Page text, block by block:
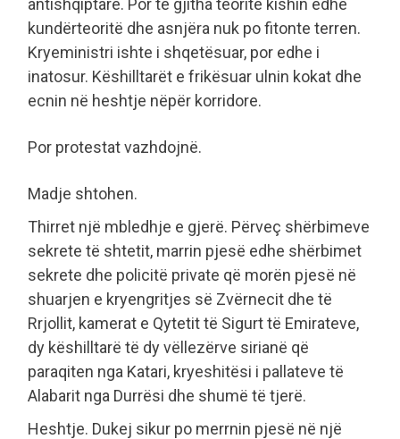
kundërteoritë dhe asnjëra nuk po fitonte terren.
Kryeministri ishte i shqetësuar, por edhe i
inatosur. Këshilltarët e frikësuar ulnin kokat dhe
ecnin në heshtje nëpër korridore.
Por protestat vazhdojnë.
Madje shtohen.
Thirret një mbledhje e gjerë. Përveç shërbimeve
sekrete të shtetit, marrin pjesë edhe shërbimet
sekrete dhe policitë private që morën pjesë në
shuarjen e kryengritjes së Zvërnecit dhe të
Rrjollit, kamerat e Qytetit të Sigurt të Emirateve,
dy këshilltarë të dy vëllezërve sirianë që
paraqiten nga Katari, kryeshitësi i pallateve të
Alabarit nga Durrësi dhe shumë të tjerë.
Heshtje. Dukej sikur po merrnin pjesë në një